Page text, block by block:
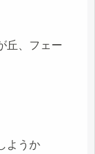
丘、フェー
ようか